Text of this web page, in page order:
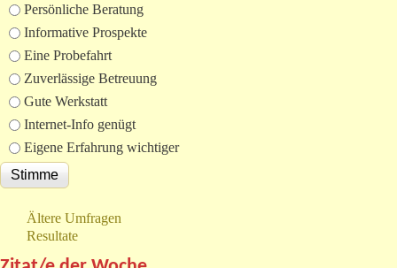
Auswahlmöglichkeiten
Persönliche Beratung
Informative Prospekte
Eine Probefahrt
Zuverlässige Betreuung
Gute Werkstatt
Internet-Info genügt
Eigene Erfahrung wichtiger
Ältere Umfragen
Resultate